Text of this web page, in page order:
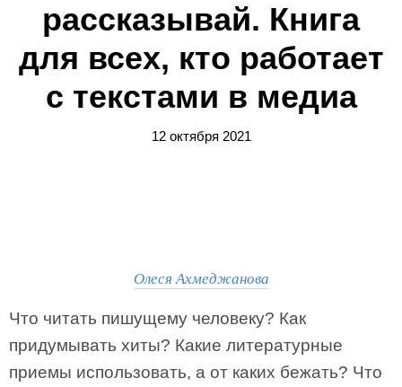
рассказывай. Книга
для всех, кто работает
с текстами в медиа
12 октября 2021
Олеся Ахмеджанова
Что читать пишущему человеку? Как
придумывать хиты? Какие литературные
приемы использовать, а от каких бежать? Что